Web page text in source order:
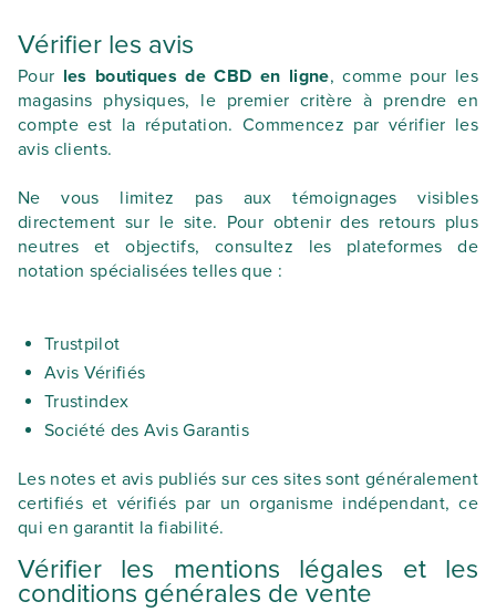
Vérifier les avis
Pour les boutiques de CBD en ligne, comme pour les
magasins physiques, le premier critère à prendre en
compte est la réputation. Commencez par vérifier les
avis clients.
Ne vous limitez pas aux témoignages visibles
directement sur le site. Pour obtenir des retours plus
neutres et objectifs, consultez les plateformes de
notation spécialisées telles que :
Trustpilot
Avis Vérifiés
Trustindex
Société des Avis Garantis
Les notes et avis publiés sur ces sites sont généralement
certifiés et vérifiés par un organisme indépendant, ce
qui en garantit la fiabilité.
Vérifier les mentions légales et les
conditions générales de vente